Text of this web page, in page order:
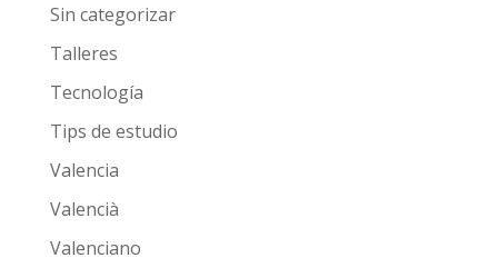
Sin categorizar
Talleres
Tecnología
Tips de estudio
Valencia
Valencià
Valenciano